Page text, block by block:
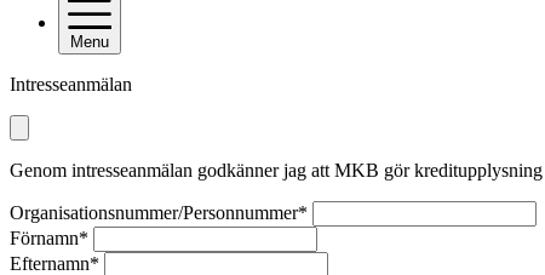
Menu
Intresseanmälan
Genom intresseanmälan godkänner jag att MKB gör
Organisationsnummer/Personnummer*
Förnamn*
Efternamn*